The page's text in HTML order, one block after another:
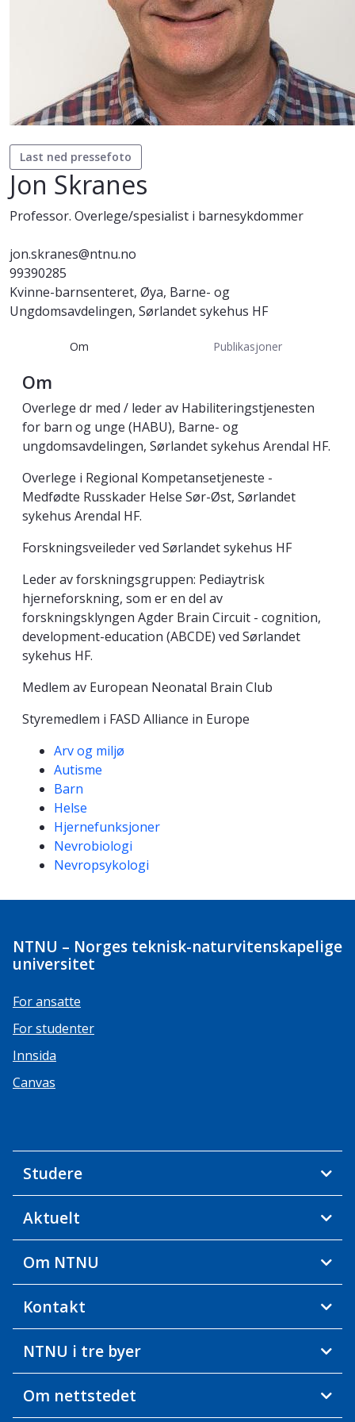
Last ned pressefoto
Jon Skranes
Professor. Overlege/spesialist i barnesykdommer
jon.skranes@ntnu.no
99390285
Kvinne-barnsenteret, Øya, Barne- og
Ungdomsavdelingen, Sørlandet sykehus HF
Om Publikasjoner
Om
Overlege dr med / leder av Habiliteringstjenesten
for barn og unge (HABU), Barne- og
ungdomsavdelingen, Sørlandet sykehus Arendal HF.
Overlege i Regional Kompetansetjeneste -
Medfødte Russkader Helse Sør-Øst, Sørlandet
sykehus Arendal HF.
Forskningsveileder ved Sørlandet sykehus HF
Leder av forskningsgruppen: Pediaytrisk
hjerneforskning, som er en del av
forskningsklyngen Agder Brain Circuit - cognition,
development-education (ABCDE) ved Sørlandet
sykehus HF.
Medlem av European Neonatal Brain Club
Styremedlem i FASD Alliance in Europe
Kompetanseord
Arv og miljø
Autisme
Barn
Helse
Hjernefunksjoner
Nevrobiologi
Nevropsykologi
NTNU – Norges teknisk-naturvitenskapelige
universitet
For ansatte
For studenter
Innsida
Canvas
Studere
Aktuelt
Om NTNU
Kontakt
NTNU i tre byer
Om nettstedet